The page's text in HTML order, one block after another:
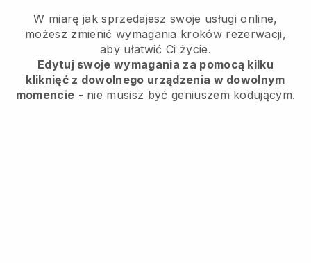
W miarę jak sprzedajesz swoje usługi online,
możesz zmienić wymagania kroków rezerwacji,
aby ułatwić Ci życie.
Edytuj swoje wymagania za pomocą kilku
kliknięć z dowolnego urządzenia w dowolnym
momencie - nie musisz być geniuszem kodującym.